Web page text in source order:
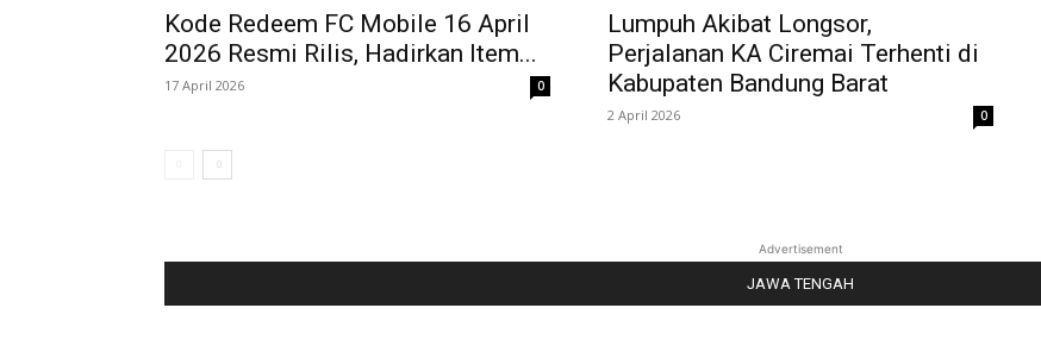
Kode Redeem FC Mobile 16 April
2026 Resmi Rilis, Hadirkan Item...
17 April 2026 0
Lumpuh Akibat Longsor,
Perjalanan KA Ciremai Terhenti di
Kabupaten Bandung Barat
2 April 2026 0
Advertisement
JAWA TENGAH